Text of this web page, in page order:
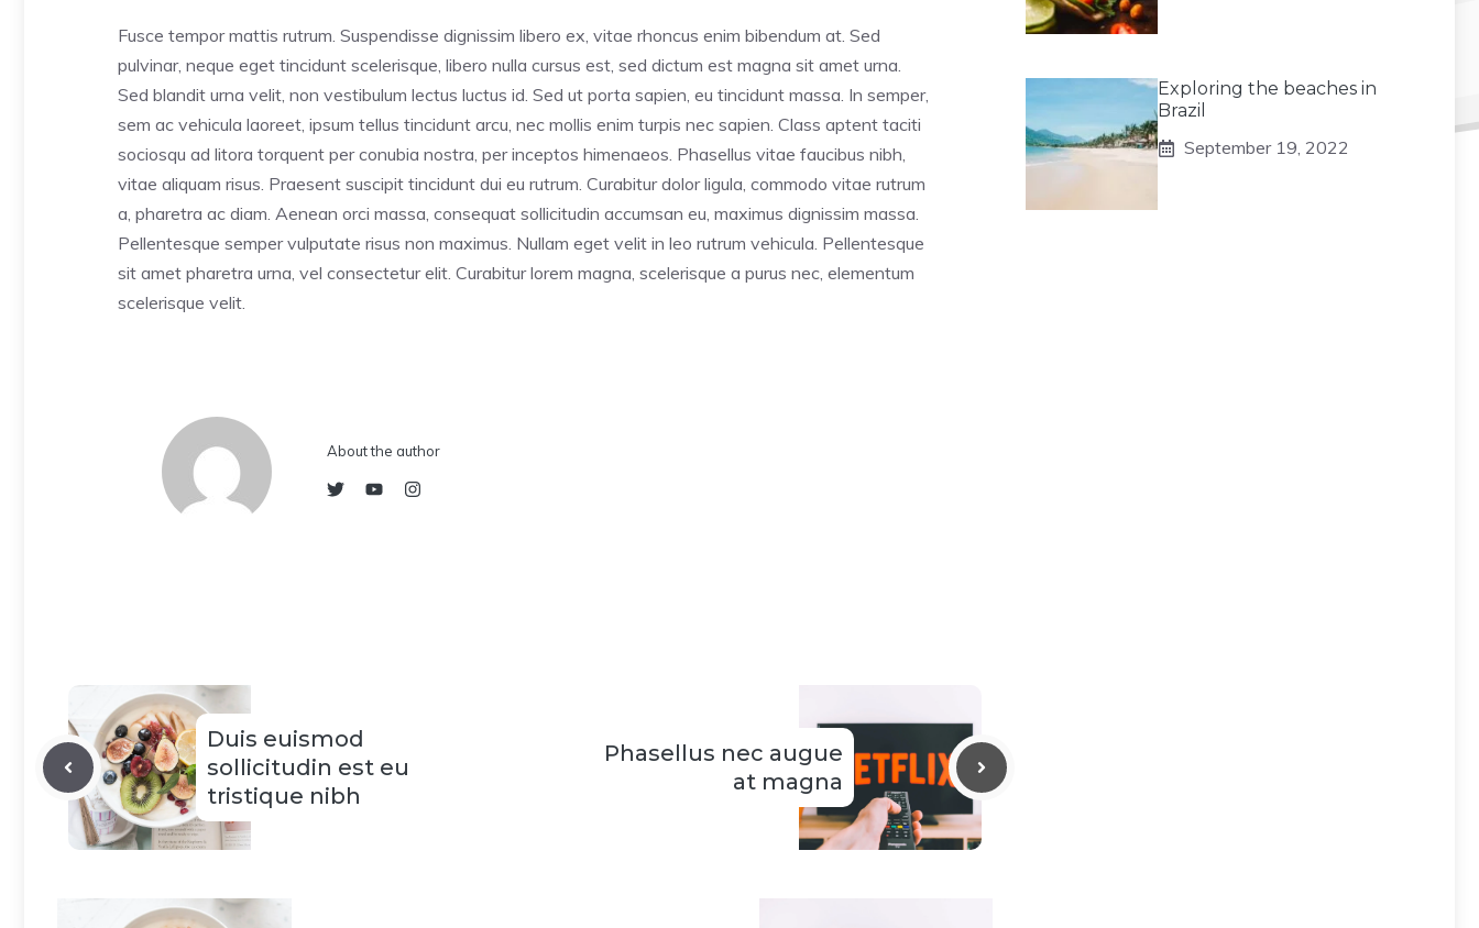
Fusce tempor mattis rutrum. Suspendisse dignissim libero ex, vitae rhoncus enim bibendum at. Sed
pulvinar, neque eget tincidunt scelerisque, libero nulla cursus est, sed dictum est magna sit amet urna.
Sed blandit urna velit, non vestibulum lectus luctus id. Sed ut porta sapien, eu tincidunt massa. In semper,
sem ac vehicula laoreet, ipsum tellus tincidunt arcu, nec mollis enim turpis nec sapien. Class aptent taciti
sociosqu ad litora torquent per conubia nostra, per inceptos himenaeos. Phasellus vitae faucibus nibh,
vitae aliquam risus. Praesent suscipit tincidunt dui eu rutrum. Curabitur dolor ligula, commodo vitae rutrum
a, pharetra ac diam. Aenean orci massa, consequat sollicitudin accumsan eu, maximus dignissim massa.
Pellentesque semper vulputate risus non maximus. Nullam eget velit in leo rutrum vehicula. Pellentesque
sit amet pharetra urna, vel consectetur elit. Curabitur lorem magna, scelerisque a purus nec, elementum
scelerisque velit.
About the author
Duis euismod
sollicitudin est eu
tristique nibh
Phasellus nec augue
at magna
Exploring the beaches in
Brazil
September 19, 2022